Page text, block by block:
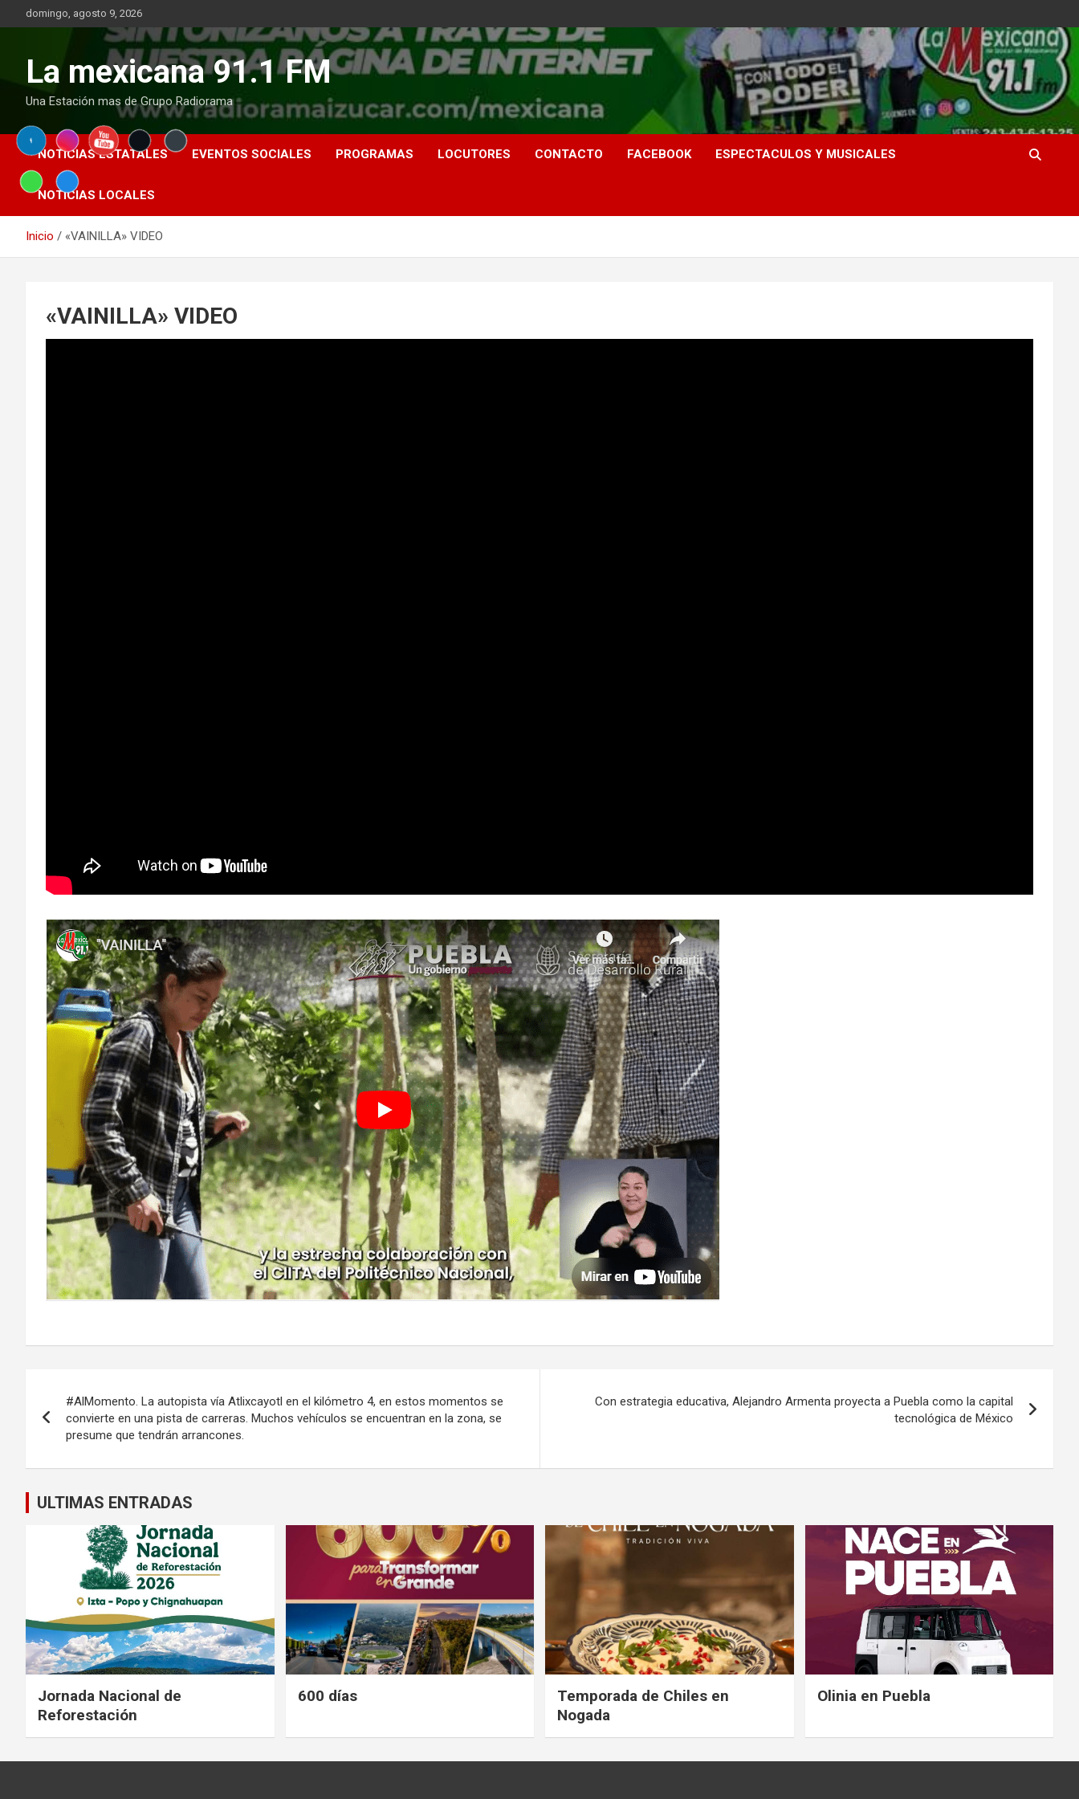
al
domingo, agosto 9, 2026
La mexicana 91.1 FM
Una Estación mas de Grupo Radiorama
NOTICIAS ESTATALES EVENTOS SOCIALES PROGRAMAS LOCUTORES CONTACTO FACEBOOK ESPECTACULOS Y MUSICALES
NOTICIAS LOCALES
Inicio «VAINILLA» VIDEO
«VAINILLA» VIDEO
de
entradas
#AlMomento. La autopista vía Atlixcayotl en el kilómetro 4, en estos momentos se
convierte en una pista de carreras. Muchos vehículos se encuentran en la zona, se
presume que tendrán arrancones.
Con estrategia educativa, Alejandro Armenta proyecta a Puebla como la capital
tecnológica de México
ULTIMAS ENTRADAS
Jornada Nacional de
Reforestación
600 días
Temporada de Chiles en
Nogada
Olinia en Puebla